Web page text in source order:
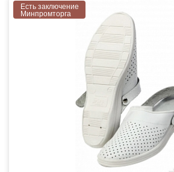
Есть заключение
Минпромторга